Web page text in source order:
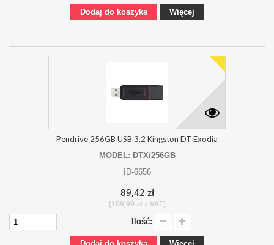
Dodaj do koszyka Więcej
Pendrive 256GB USB 3.2 Kingston DT Exodia
MODEL: DTX/256GB
ID-6656
89,42 zł
(109,99 zł z VAT)
Ilość: